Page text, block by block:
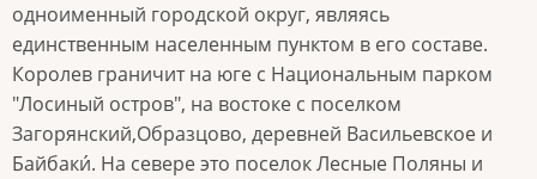
одноименный городской округ, являясь
единственным населенным пунктом в его составе.
Королев граничит на юге с Национальным парком
"Лосиный остров", на востоке с поселком
Загорянский,Образцово, деревней Васильевское и
Байбаки́. На севере это поселок Лесные Поляны и